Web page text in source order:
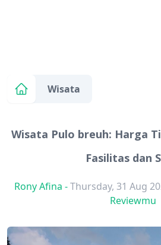
Wisata
Wisata Pulo breuh: Harga
Fasilitas dan
Rony Afina -Thursday, 31 Aug
Reviewmu